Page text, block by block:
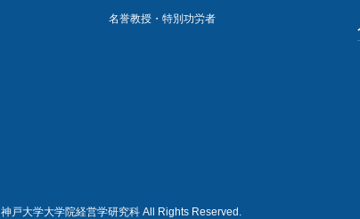
名誉教授・特別功労者
戸大学大学院経営学研究科 All Rights Reserved.